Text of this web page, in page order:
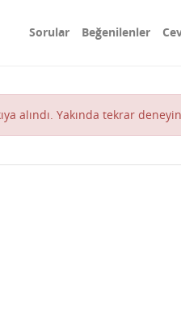
Sorular Beğenilenler
alındı. Yakında tekrar